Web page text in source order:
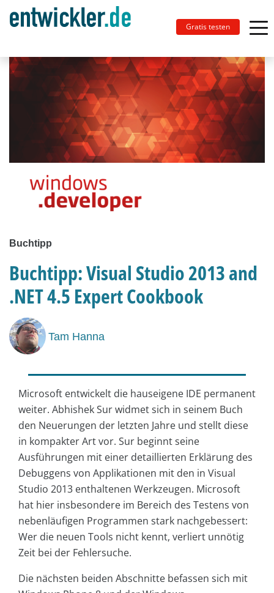
Gratis testen
Buchtipp
Buchtipp: Visual Studio 2013 and
.NET 4.5 Expert Cookbook
Tam Hanna
Microsoft entwickelt die hauseigene IDE permanent
weiter. Abhishek Sur widmet sich in seinem Buch
den Neuerungen der letzten Jahre und stellt diese
in kompakter Art vor. Sur beginnt seine
Ausführungen mit einer detaillierten Erklärung des
Debuggens von Applikationen mit den in Visual
Studio 2013 enthaltenen Werkzeugen. Microsoft
hat hier insbesondere im Bereich des Testens von
nebenläufigen Programmen stark nachgebessert:
Wer die neuen Tools nicht kennt, verliert unnötig
Zeit bei der Fehlersuche.
Die nächsten beiden Abschnitte befassen sich mit